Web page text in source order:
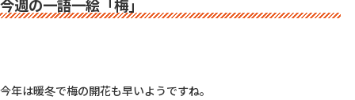
今週の一語一絵「梅」
今年は暖冬で梅の開花も早いようですね。